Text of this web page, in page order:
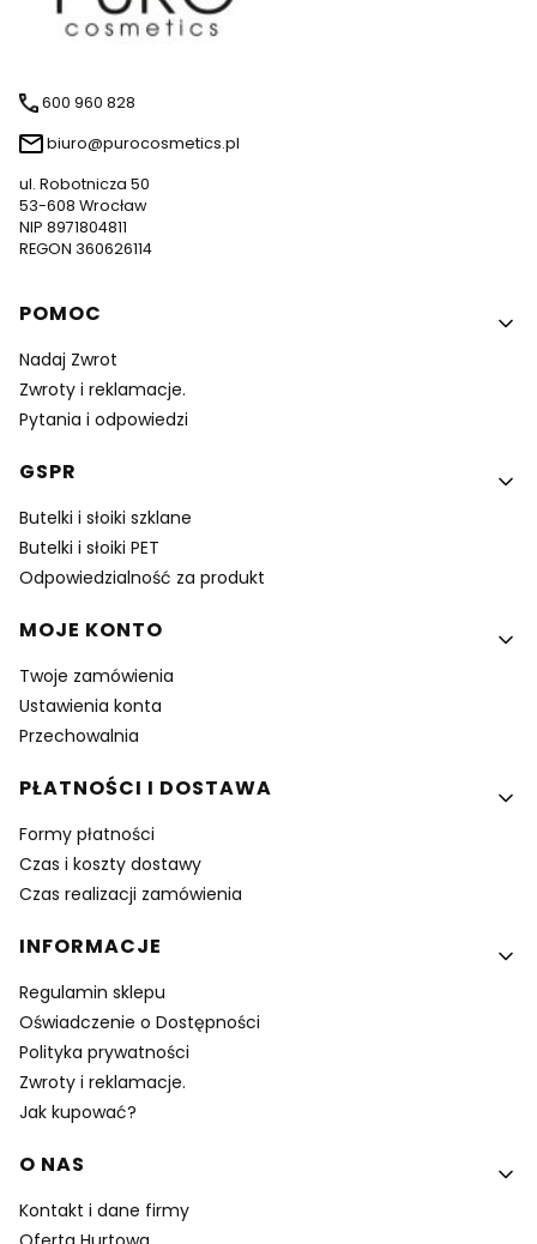
600 960 828
biuro@purocosmetics.pl
ul. Robotnicza 50
53-608 Wrocław
NIP 8971804811
REGON 360626114
Linki w stopce
POMOC
Nadaj Zwrot
Zwroty i reklamacje.
Pytania i odpowiedzi
GSPR
Butelki i słoiki szklane
Butelki i słoiki PET
Odpowiedzialność za produkt
MOJE KONTO
Twoje zamówienia
Ustawienia konta
Przechowalnia
PŁATNOŚCI I DOSTAWA
Formy płatności
Czas i koszty dostawy
Czas realizacji zamówienia
INFORMACJE
Regulamin sklepu
Oświadczenie o Dostępności
Polityka prywatności
Zwroty i reklamacje.
Jak kupować?
O NAS
Kontakt i dane firmy